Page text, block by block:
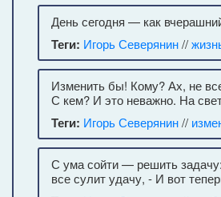
День сегодня — как
Теги: Игорь Северянин//
Изменить бы! Кому? Ах, не
С кем? И это неважно. На
Теги: Игорь Северянин//
С ума сойти — решить
все сулит удачу, - И вот